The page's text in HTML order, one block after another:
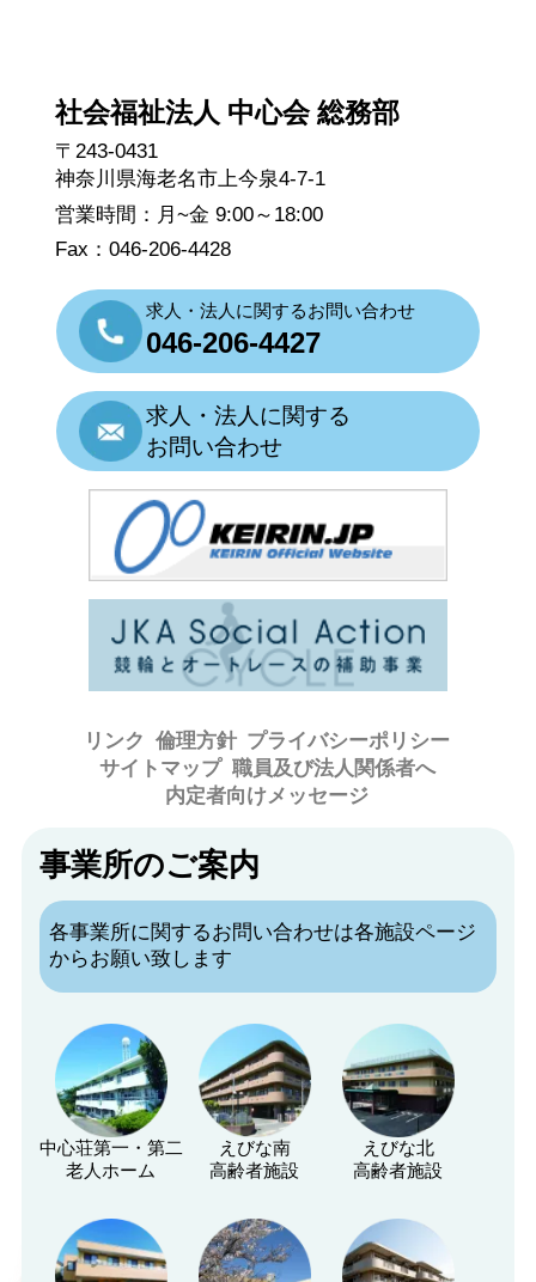
社会福祉法人 中心会 総務部
〒243-0431
神奈川県海老名市上今泉4-7-1
営業時間：月~金 9:00～18:00
Fax：046-206-4428
求人・法人に関するお問い合わせ
046-206-4427
求人・法人に関する
お問い合わせ
リンク 倫理方針 プライバシーポリシー
サイトマップ 職員及び法人関係者へ
内定者向けメッセージ
事業所のご案内
各事業所に関するお問い合わせは各施設ページ
からお願い致します
中心荘第一・第二
老人ホーム
えびな南
高齢者施設
えびな北
高齢者施設